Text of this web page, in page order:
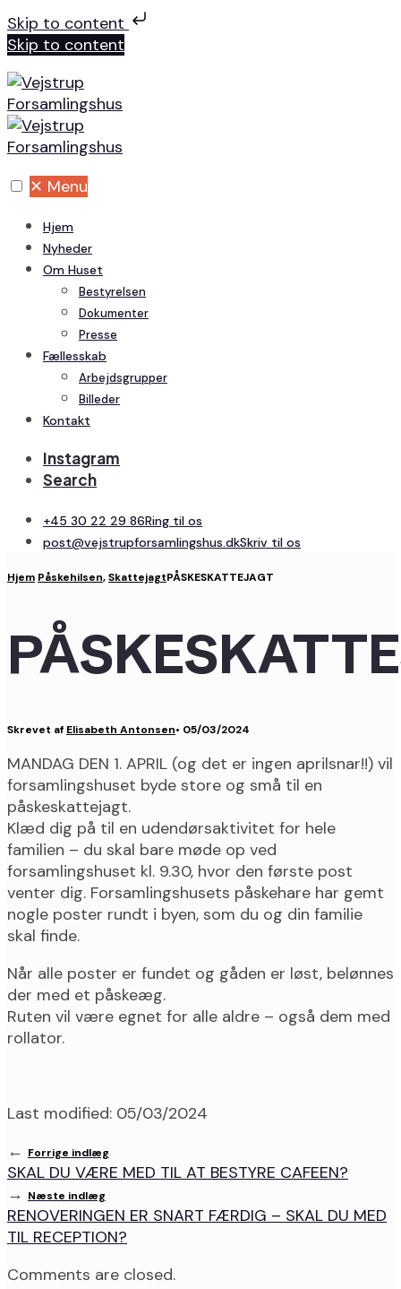
Skip to content
Skip to content
✕ Menu
Hjem
Nyheder
Om Huset
Bestyrelsen
Dokumenter
Presse
Fællesskab
Arbejdsgrupper
Billeder
Kontakt
Instagram
Search
+45 30 22 29 86Ring til os
post@vejstrupforsamlingshus.dkSkriv til os
Hjem Påskehilsen,SkattejagtPÅSKESKATTEJAGT
Skrevet af Elisabeth Antonsen• 05/03/2024
MANDAG DEN 1. APRIL (og det er ingen aprilsnar!!) vil
forsamlingshuset byde store og små til en
påskeskattejagt.
Klæd dig på til en udendørsaktivitet for hele
familien – du skal bare møde op ved
forsamlingshuset kl. 9.30, hvor den første post
venter dig. Forsamlingshusets påskehare har gemt
nogle poster rundt i byen, som du og din familie
skal finde.
Når alle poster er fundet og gåden er løst, belønnes
der med et påskeæg.
Ruten vil være egnet for alle aldre – også dem med
rollator.
Last modified: 05/03/2024
← Forrige indlæg
SKAL DU VÆRE MED TIL AT BESTYRE CAFEEN?
→ Næste indlæg
RENOVERINGEN ER SNART FÆRDIG – SKAL DU MED
TIL RECEPTION?
Comments are closed.